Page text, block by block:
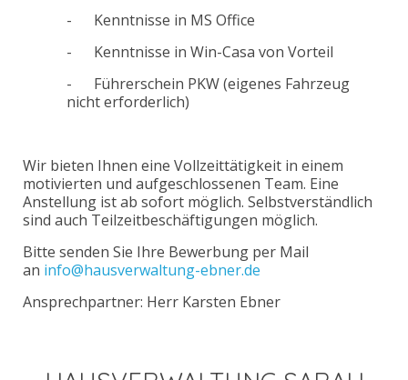
- Kenntnisse in MS Office
- Kenntnisse in Win-Casa von Vorteil
- Führerschein PKW (eigenes Fahrzeug
nicht erforderlich)
Wir bieten Ihnen eine Vollzeittätigkeit in einem
motivierten und aufgeschlossenen Team. Eine
Anstellung ist ab sofort möglich. Selbstverständlich
sind auch Teilzeitbeschäftigungen möglich.
Bitte senden Sie Ihre Bewerbung per Mail
an info@hausverwaltung-ebner.de
Ansprechpartner: Herr Karsten Ebner